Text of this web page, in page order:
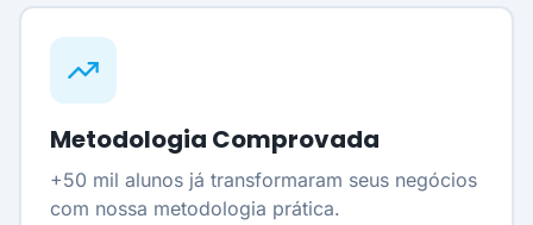
Metodologia Comprovada
+50 mil alunos já transformaram seus negócios
com nossa metodologia prática.